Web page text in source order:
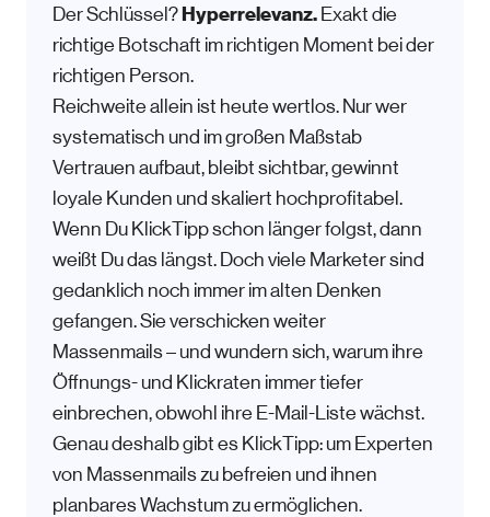
Der Schlüssel?Hyperrelevanz. Exakt die
richtige Botschaft im richtigen Moment bei der
richtigen Person.
Reichweite allein ist heute wertlos. Nur wer
systematisch und im großen Maßstab
Vertrauen aufbaut, bleibt sichtbar, gewinnt
loyale Kunden und skaliert hochprofitabel.
Wenn Du KlickTipp schon länger folgst, dann
weißt Du das längst. Doch viele Marketer sind
gedanklich noch immer im alten Denken
gefangen. Sie verschicken weiter
Massenmails – und wundern sich, warum ihre
Öffnungs- und Klickraten immer tiefer
einbrechen, obwohl ihre E-Mail-Liste wächst.
Genau deshalb gibt es KlickTipp: um Experten
von Massenmails zu befreien und ihnen
planbares Wachstum zu ermöglichen.